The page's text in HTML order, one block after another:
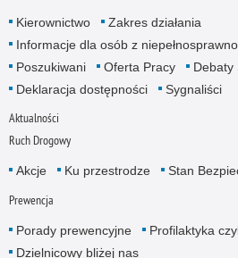
Kierownictwo
Zakres działania
Informacje dla osób z
Poszukiwani
Oferta Pracy
Debaty
Deklaracja dostępności
Sygnaliści
Aktualności
Ruch Drogowy
Akcje Ku przestrodze Stan
Prewencja
Porady prewencyjne
Profilaktyka
Dzielnicowy bliżej nas